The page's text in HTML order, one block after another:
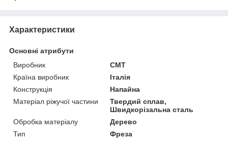
Характеристики
Основні атрибути
Виробник
CMT
Країна виробник
Італія
Конструкція
Напайна
Матеріал ріжучої частини
Твердий сплав,
Швидкорізальна сталь
Обробка матеріалу
Дерево
Тип
Фреза